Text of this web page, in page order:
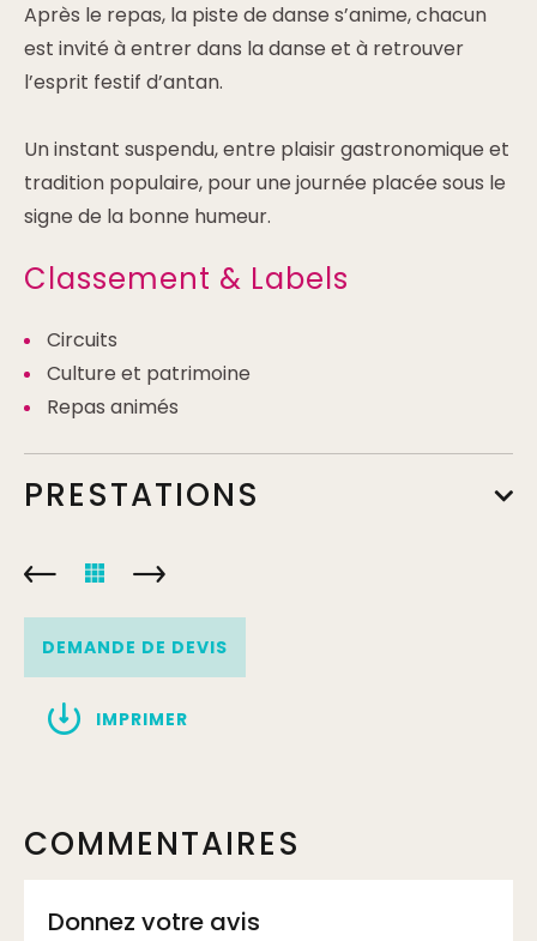
Après le repas, la piste de danse s’anime, chacun
est invité à entrer dans la danse et à retrouver
l’esprit festif d’antan.
Un instant suspendu, entre plaisir gastronomique et
tradition populaire, pour une journée placée sous le
signe de la bonne humeur.
Classement & Labels
Circuits
Culture et patrimoine
Repas animés
PRESTATIONS
DEMANDE DE DEVIS
IMPRIMER
COMMENTAIRES
Donnez votre avis